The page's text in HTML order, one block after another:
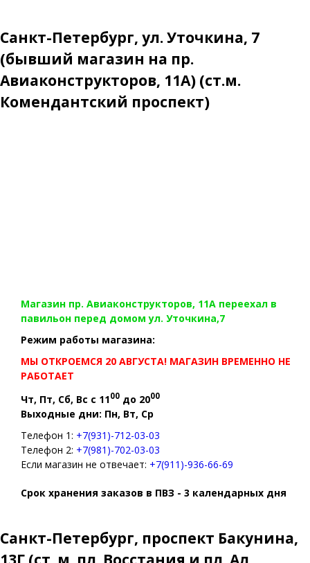
Санкт-Петербург, ул. Уточкина, 7
(бывший магазин на пр.
Авиаконструкторов, 11А) (ст.м.
Комендантский проспект)
Магазин пр. Авиаконструкторов, 11А переехал в
павильон перед домом ул. Уточкина,7
Режим работы магазина:
МЫ ОТКРОЕМСЯ 20 АВГУСТА! МАГАЗИН ВРЕМЕННО НЕ
РАБОТАЕТ
Чт, Пт, Сб, Вс с 1100 до 2000
Выходные дни: Пн, Вт, Ср
Телефон 1: +7(931)-712-03-03
Телефон 2: +7(981)-702-03-03
Если магазин не отвечает: +7(911)-936-66-69
Срок хранения заказов в ПВЗ - 3 календарных дня
Санкт-Петербург, проспект Бакунина,